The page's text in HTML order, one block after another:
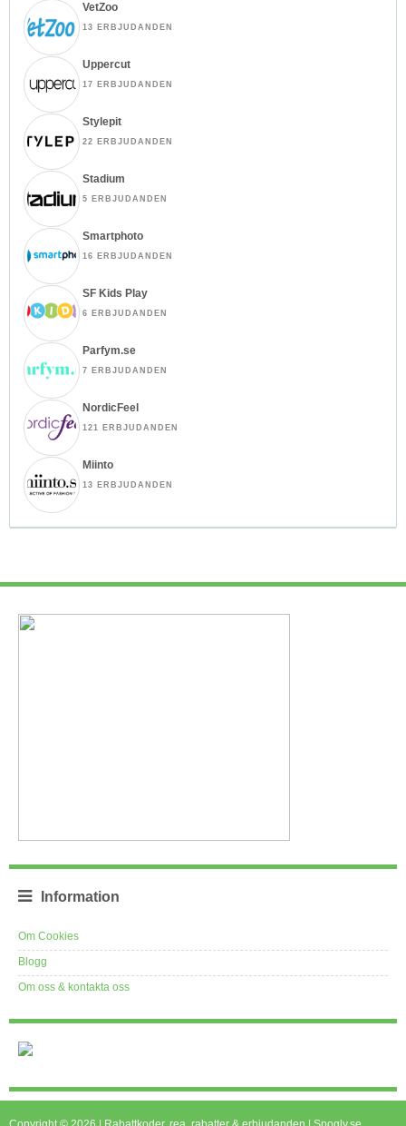
VetZoo
13 ERBJUDANDEN
Uppercut
17 ERBJUDANDEN
Stylepit
22 ERBJUDANDEN
Stadium
5 ERBJUDANDEN
Smartphoto
16 ERBJUDANDEN
SF Kids Play
6 ERBJUDANDEN
Parfym.se
7 ERBJUDANDEN
NordicFeel
121 ERBJUDANDEN
Miinto
13 ERBJUDANDEN
Information
Om Cookies
Blogg
Om oss & kontakta oss